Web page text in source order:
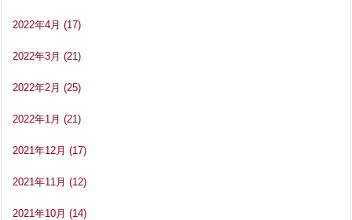
2022年4月 (17)
2022年3月 (21)
2022年2月 (25)
2022年1月 (21)
2021年12月 (17)
2021年11月 (12)
2021年10月 (14)